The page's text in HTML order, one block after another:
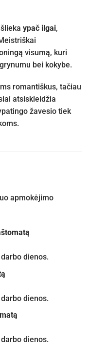
ypač ilgai,
visumą, kuri
bei kokybe.
romantiškus, tačiau
atsiskleidžia
žavesio tiek
apmokėjimo
dienos.
dienos.
dienos.